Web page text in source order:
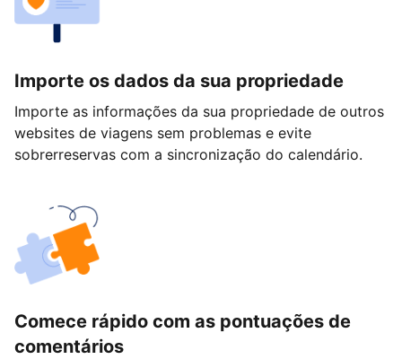
Importe os dados da sua propriedade
Importe as informações da sua propriedade de outros
websites de viagens sem problemas e evite
sobrerreservas com a sincronização do calendário.
Comece rápido com as pontuações de
comentários